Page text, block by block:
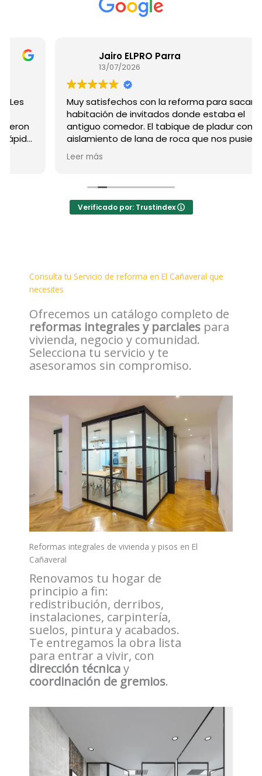
Jairo ELPRO Parra
13/07/2026
Muy satisfechos con la reforma para sacar una
habitación de invitados donde estaba el
antiguo comedor. El tabique de pladur con
aislamiento de lana de roca que nos pusieron
aísla el ruido de maravilla, parece una pared de
obra de toda la vida. Además, integraron la
corre súper suave.
Verificado por: Trustindex
Consulta tu Servicio de reforma en El Cañaveral que
necesites
Ofrecemos un catálogo completo de
reformas integrales y parciales para
vivienda, negocio y comunidad.
Selecciona tu servicio y te
asesoramos sin compromiso.
Reformas integrales de vivienda y pisos en El
Cañaveral
Renovamos tu hogar de
principio a fin:
redistribución, derribos,
instalaciones, carpintería,
suelos, pintura y acabados.
Te entregamos la obra lista
para entrar a vivir, con
dirección técnicay
coordinación de gremios.